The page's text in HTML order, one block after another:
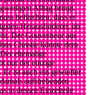
Alltag bringt.
befürchten, dass er
Herausforderer, im
Der Gouverneur aus
Christie könnte dem
ehemalige
nur der einzige
ist auch ein gewiefter
aufstrebenden
in dessen Einzelteile